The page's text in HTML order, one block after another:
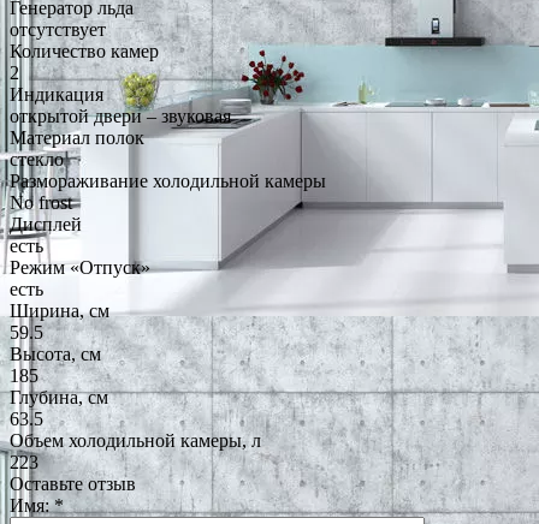
Генератор льда
отсутствует
Количество камер
2
Индикация
открытой двери – звуковая
Материал полок
стекло
Размораживание холодильной камеры
No frost
Дисплей
есть
Режим «Отпуск»
есть
Ширина, см
59.5
Высота, см
185
Глубина, см
63.5
Объем холодильной камеры, л
223
Оставьте отзыв
Имя:*